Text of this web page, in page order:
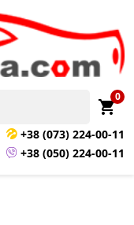
shopping_cart
0
+38 (073) 224-00-11
+38 (050) 224-00-11